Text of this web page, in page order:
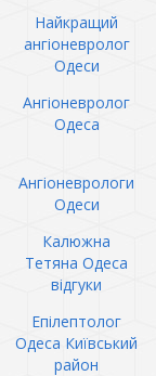
Найкращий
ангіоневролог
Одеси
Ангіоневролог
Одеса
Ангіоневрологи
Одеси
Калюжна
Тетяна Одеса
відгуки
Епілептолог
Одеса Київський
район